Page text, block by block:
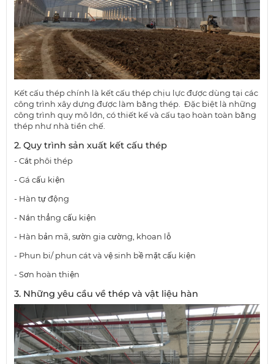
Kết cấu thép chính là kết cấu thép chịu lực được dùng tại các
công trình xây dựng được làm bằng thép. Đặc biệt là những
công trình quy mô lớn, có thiết kế và cấu tạo hoàn toàn bằng
thép như nhà tiền chế.
2. Quy trình sản xuất kết cấu thép
- Cắt phôi thép
- Gá cấu kiện
- Hàn tự động
- Nắn thẳng cấu kiện
- Hàn bản mã, sườn gia cường, khoan lỗ
- Phun bi/ phun cát và vệ sinh bề mặt cấu kiện
- Sơn hoàn thiện
3. Những yêu cầu về thép và vật liệu hàn